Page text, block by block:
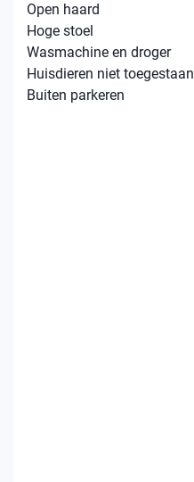
Open haard
Hoge stoel
Wasmachine en droger
Huisdieren niet toegestaan
Buiten parkeren